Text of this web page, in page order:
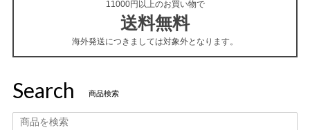
11000円以上のお買い物で
送料無料
海外発送につきましては対象外となります。
Search 商品検索